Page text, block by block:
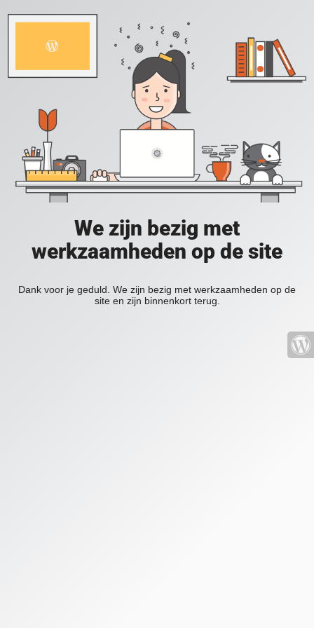
We zijn bezig met
werkzaamheden op de site
Dank voor je geduld. We zijn bezig met werkzaamheden op de
site en zijn binnenkort terug.